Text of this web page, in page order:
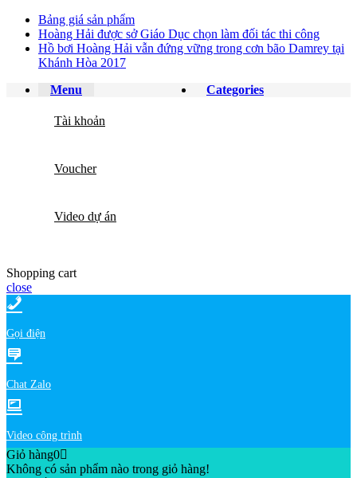
Bảng giá sản phẩm
Hoàng Hải được sở Giáo Dục chọn làm đối tác thi công
Hồ bơi Hoàng Hải vẫn đứng vững trong cơn bão Damrey tại
Khánh Hòa 2017
Menu
Categories
Tài khoản
Voucher
Video dự án
Shopping cart
close
Gọi điện
Chat Zalo
Video công trình
Giỏ hàng0
Không có sản phẩm nào trong giỏ hàng!